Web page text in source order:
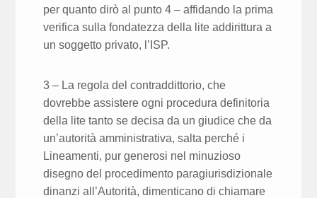
per quanto dirò al punto 4 – affidando la prima
verifica sulla fondatezza della lite addirittura a
un soggetto privato, l’ISP.
3 – La regola del contraddittorio, che
dovrebbe assistere ogni procedura definitoria
della lite tanto se decisa da un giudice che da
un’autorità amministrativa, salta perché i
Lineamenti, pur generosi nel minuzioso
disegno del procedimento paragiurisdizionale
dinanzi all’Autorità, dimenticano di chiamare